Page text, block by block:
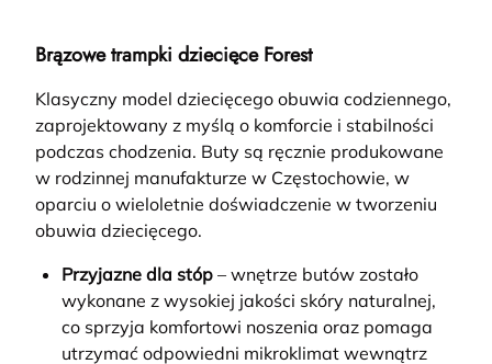
Brązowe trampki dziecięce Forest
Klasyczny model dziecięcego obuwia codziennego,
zaprojektowany z myślą o komforcie i stabilności
podczas chodzenia. Buty są ręcznie produkowane
w rodzinnej manufakturze w Częstochowie, w
oparciu o wieloletnie doświadczenie w tworzeniu
obuwia dziecięcego.
Przyjazne dla stóp – wnętrze butów zostało
wykonane z wysokiej jakości skóry naturalnej,
co sprzyja komfortowi noszenia oraz pomaga
utrzymać odpowiedni mikroklimat wewnątrz